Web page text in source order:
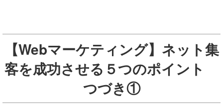
【Webマーケティング】ネット集
客を成功させる５つのポイント
つづき①